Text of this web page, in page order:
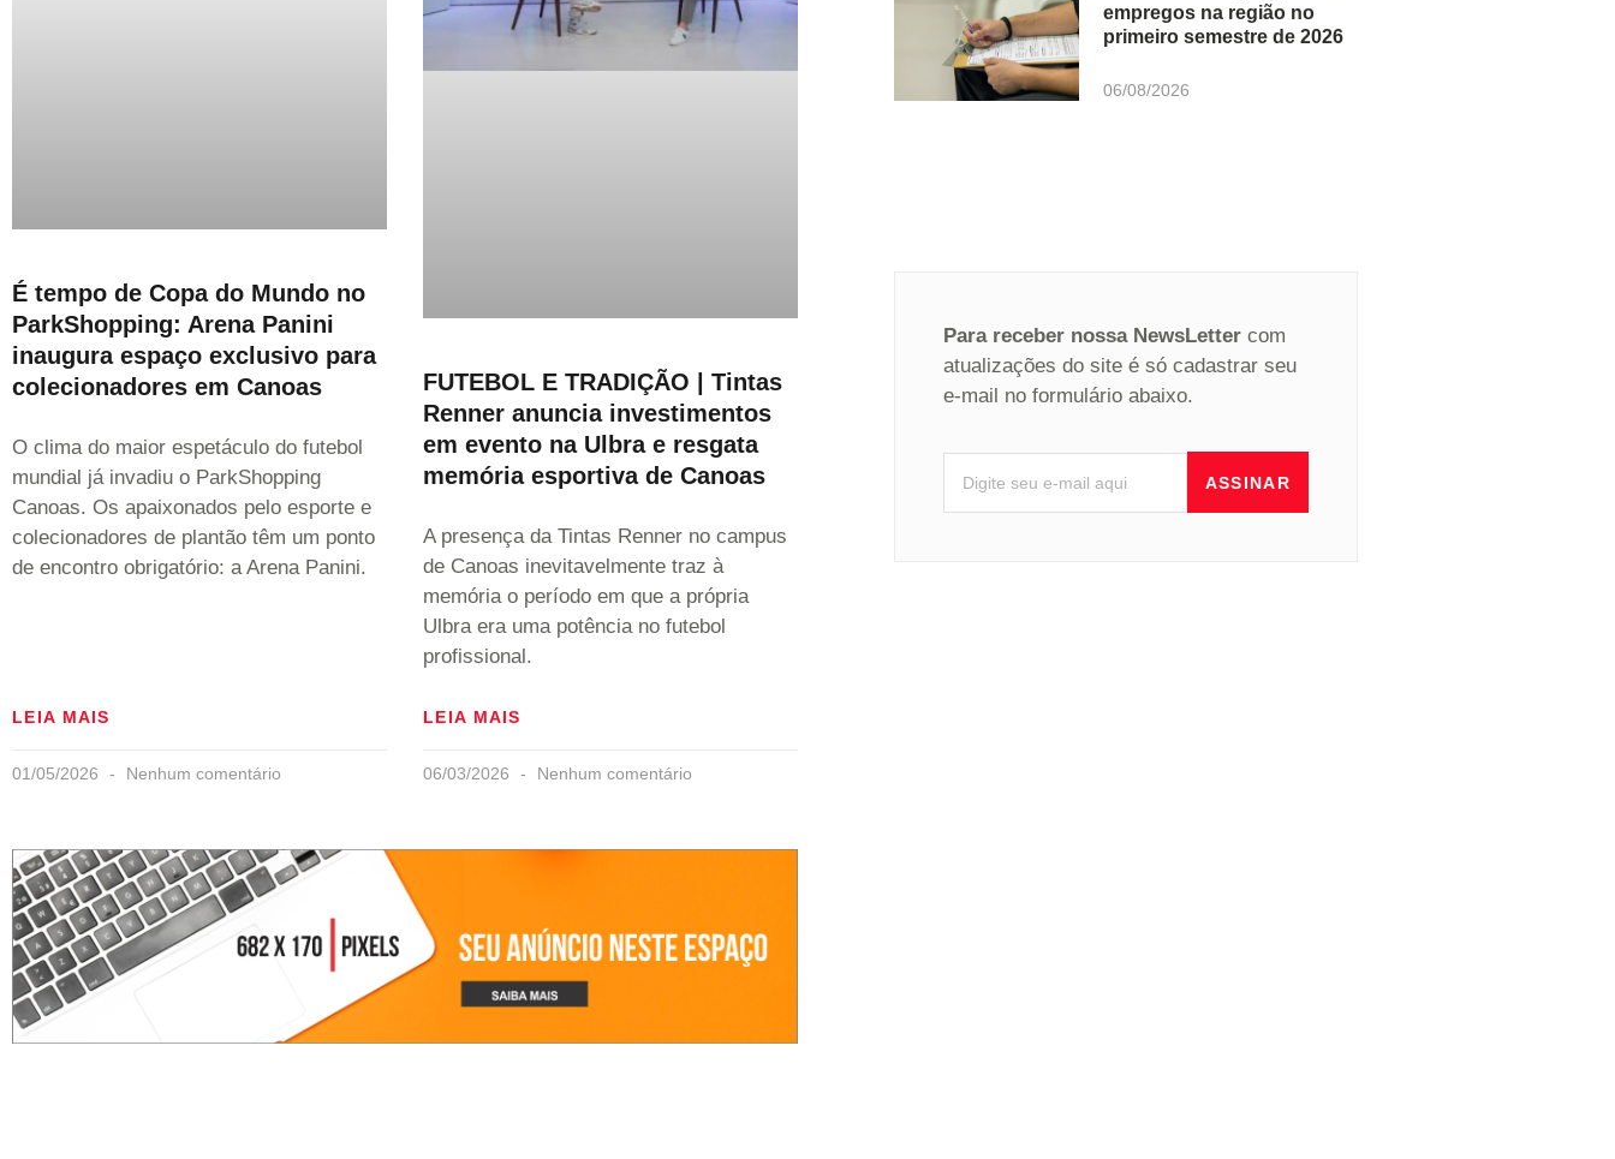
É tempo de Copa do Mundo no
ParkShopping: Arena Panini
inaugura espaço exclusivo para
colecionadores em Canoas
O clima do maior espetáculo do futebol
mundial já invadiu o ParkShopping
Canoas. Os apaixonados pelo esporte e
colecionadores de plantão têm um ponto
de encontro obrigatório: a Arena Panini.
LEIA MAIS
01/05/2026 Nenhum comentário
FUTEBOL E TRADIÇÃO | Tintas
Renner anuncia investimentos
em evento na Ulbra e resgata
memória esportiva de Canoas
A presença da Tintas Renner no campus
de Canoas inevitavelmente traz à
memória o período em que a própria
Ulbra era uma potência no futebol
profissional.
LEIA MAIS
06/03/2026 Nenhum comentário
empregos na região no
primeiro semestre de 2026
06/08/2026
Para receber nossa NewsLetter com
atualizações do site é só cadastrar seu
e-mail no formulário abaixo.
ASSINAR